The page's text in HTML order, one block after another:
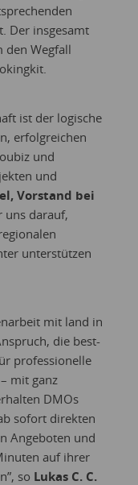
Der insgesamt
den Wegfall
ist der logische
erfolgreichen
und
und
Vorstand bei
uns darauf,
unterstützen
mit land in
die best-
professionelle
mit ganz
DMOs
sofort direkten
Angeboten und
auf ihrer
so Lukas C. C.